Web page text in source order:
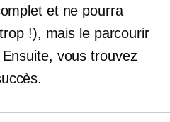
et ne pourra
!), mais le parcourir
vous trouvez